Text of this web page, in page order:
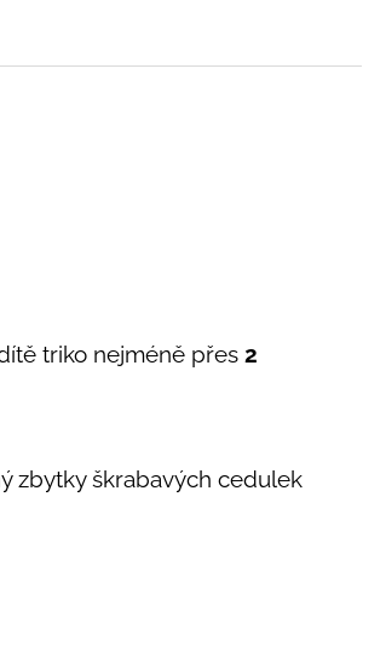
triko nejméně přes 2
zbytky škrabavých cedulek